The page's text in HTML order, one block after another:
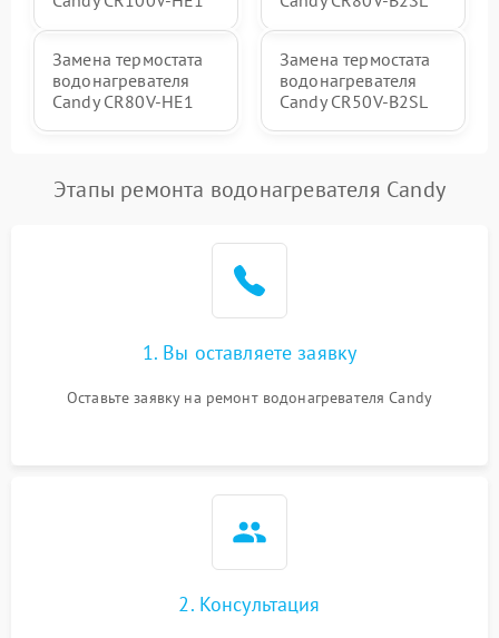
Замена термостата
водонагревателя
Candy CR80V-HE1
Замена термостата
водонагревателя
Candy CR50V-B2SL
Этапы ремонта водонагревателя Candy
1. Вы оставляете заявку
Оставьте заявку на ремонт водонагревателя Candy
2. Консультация